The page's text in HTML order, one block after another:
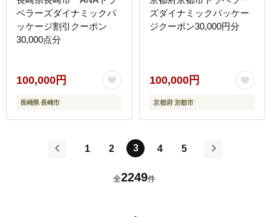
ベラーズダイナミックパ
ッケージ割引クーポン
30,000点分
100,000円
長崎県 長崎市
ズダイナミックパッケー
ジクーポン30,000円分
100,000円
京都府 京都市
1 2 3 4
5
全2249件